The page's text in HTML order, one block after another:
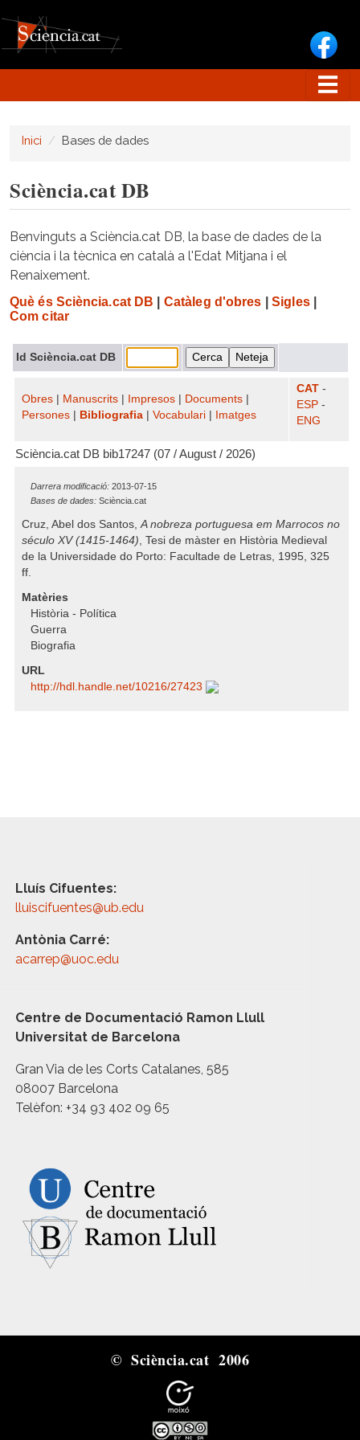
Inici Bases de dades
Sciència.cat DB
Benvinguts a Sciència.cat DB, la base de dades de la
ciència i la tècnica en català a l'Edat Mitjana i el
Renaixement.
Què és Sciència.cat DB Catàleg d'obres Sigles|
Com citar
Id Sciència.cat DB
Obres Manuscrits Impresos Documents
Persones
Bibliografia Vocabulari Imatges
CAT -
ESP -
ENG
Sciència.cat DB bib17247 (07 / August / 2026)
Darrera modificació: 2013-07-15
Bases de dades: Sciència.cat
Cruz, Abel dos Santos,A nobreza portuguesa em Marrocos no
século XV (1415-1464), Tesi de màster en Història Medieval
de la Universidade do Porto: Facultade de Letras, 1995, 325
ff.
Matèries
Història - Política
Guerra
Biografia
URL
http:/​/​hdl.handle.net/​10216/​27423
Lluís Cifuentes:
lluiscifuentes@ub.edu
Antònia Carré:
acarrep@uoc.edu
Centre de Documentació Ramon Llull
Universitat de Barcelona
Gran Via de les Corts Catalanes, 585
08007 Barcelona
Telèfon: +34 93 402 09 65
© Sciència.cat 2006